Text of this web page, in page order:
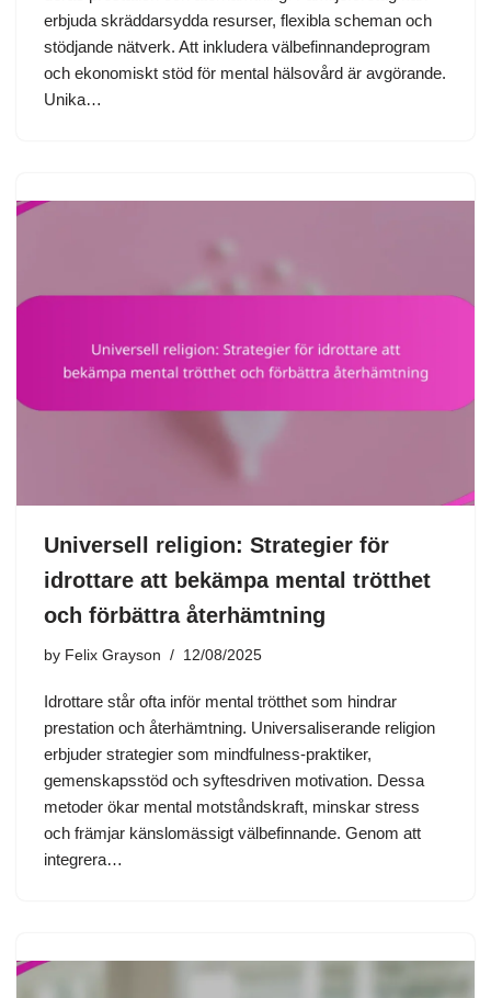
erbjuda skräddarsydda resurser, flexibla scheman och
stödjande nätverk. Att inkludera välbefinnandeprogram
och ekonomiskt stöd för mental hälsovård är avgörande.
Unika…
Universell religion: Strategier för
idrottare att bekämpa mental trötthet
och förbättra återhämtning
by Felix Grayson 12/08/2025
Idrottare står ofta inför mental trötthet som hindrar
prestation och återhämtning. Universaliserande religion
erbjuder strategier som mindfulness-praktiker,
gemenskapsstöd och syftesdriven motivation. Dessa
metoder ökar mental motståndskraft, minskar stress
och främjar känslomässigt välbefinnande. Genom att
integrera…